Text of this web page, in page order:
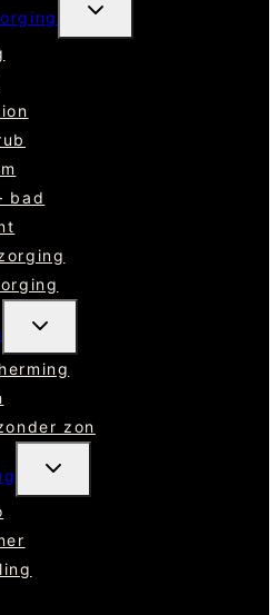
SUBMENU
bad
SUBMENU
zon
SUBMENU